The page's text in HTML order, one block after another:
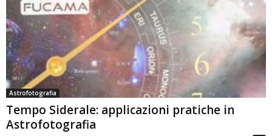
Astrofotografia
Tempo Siderale: applicazioni pratiche in
Astrofotografia